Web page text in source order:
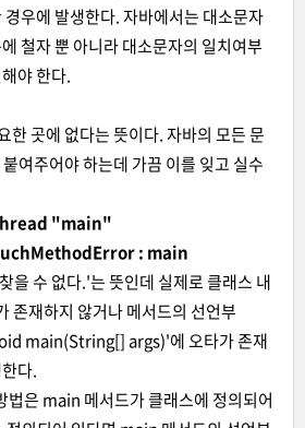
우에 발생한다. 자바에서는 대소문자
철자 뿐 아니라 대소문자의 일치여부
야 한다.
한 곳에 없다는 뜻이다. 자바의 모든 문
여주어야 하는데 가끔 이를 잊고 실수
"main"
: main
을 수 없다.'는 뜻인데 실제로 클래스 내
존재하지 않거나 메서드의 선언부
main(String[] args)'에 오타가 존재
다.
법은 main 메서드가 클래스에 정의되어